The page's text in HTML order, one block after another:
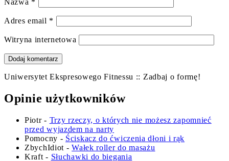
Nazwa *
Adres email *
Witryna internetowa
Uniwersytet Ekspresowego Fitnessu :: Zadbaj o formę!
Opinie użytkowników
Piotr- Trzy rzeczy, o których nie możesz zapomnieć
przed wyjazdem na narty
Pomocny - Ściskacz do ćwiczenia dłoni i rąk
ZbychIdiot -Wałek roller do masażu
Kraft - Słuchawki do biegania